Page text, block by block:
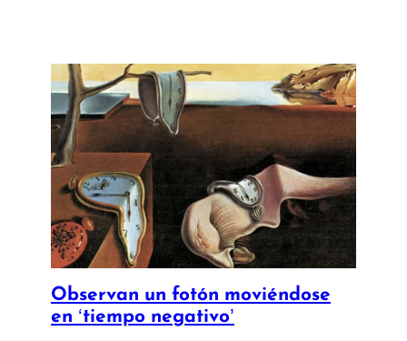
Observan un fotón moviéndose
en ‘tiempo negativo’